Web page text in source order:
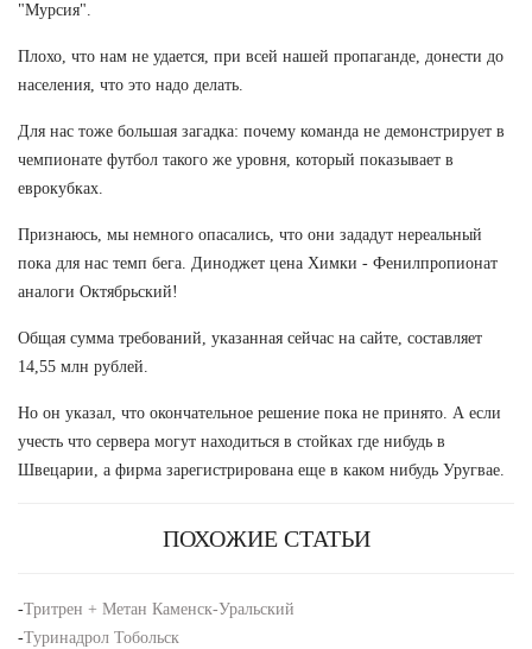
"Мурсия".
Плохо, что нам не удается, при всей нашей пропаганде, донести до
населения, что это надо делать.
Для нас тоже большая загадка: почему команда не демонстрирует в
чемпионате футбол такого же уровня, который показывает в
еврокубках.
Признаюсь, мы немного опасались, что они зададут нереальный
пока для нас темп бега. Диноджет цена Химки - Фенилпропионат
аналоги Октябрьский!
Общая сумма требований, указанная сейчас на сайте, составляет
14,55 млн рублей.
Но он указал, что окончательное решение пока не принято. А если
учесть что сервера могут находиться в стойках где нибудь в
Швецарии, а фирма зарегистрирована еще в каком нибудь Уругвае.
ПОХОЖИЕ СТАТЬИ
-Тритрен + Метан Каменск-Уральский
-Туринадрол Тобольск